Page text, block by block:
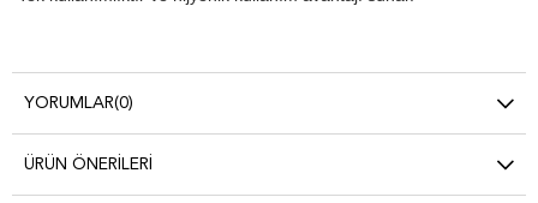
YORUMLAR(0)
ÜRÜN ÖNERILERI